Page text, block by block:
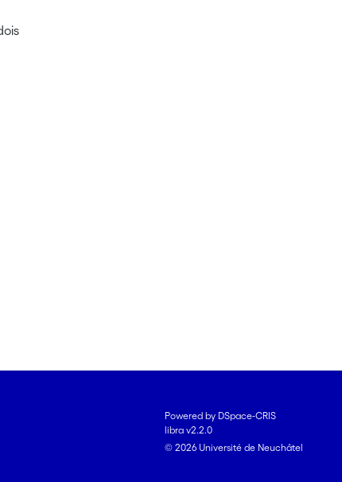
Powered by DSpace-CRIS
libra v2.2.0
© 2026 Université de Neuchâtel